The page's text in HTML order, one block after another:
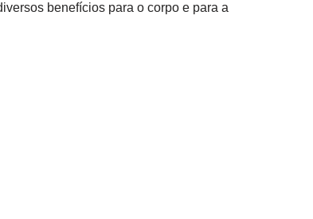
benefícios para o corpo e para a